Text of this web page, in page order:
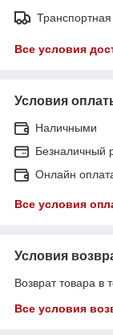
Все условия
Условия
Наличными
Безналичный
Онлайн
Все условия
Условия
Возврат товара в
Все условия